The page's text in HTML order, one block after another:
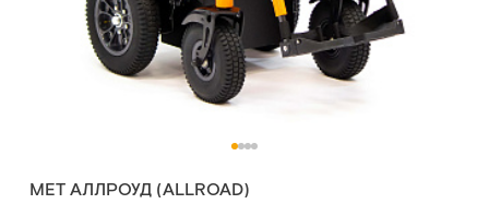
MET АЛЛРОУД (ALLROAD)